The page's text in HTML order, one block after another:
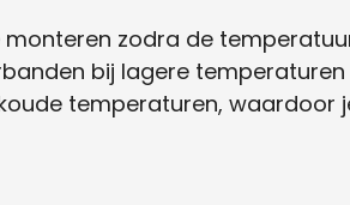
zodra de
bij lagere
temperaturen, waardoor